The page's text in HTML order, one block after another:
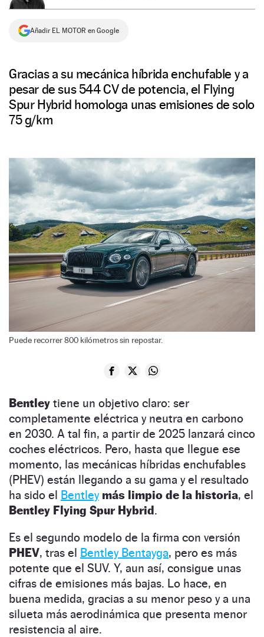
Añadir EL MOTOR en Google
Gracias a su mecánica híbrida enchufable y a
pesar de sus 544 CV de potencia, el Flying
Spur Hybrid homologa unas emisiones de solo
75 g/km
Puede recorrer 800 kilómetros sin repostar.
Bentley tiene un objetivo claro: ser
completamente eléctrica y neutra en carbono
en 2030. A tal fin, a partir de 2025 lanzará cinco
coches eléctricos. Pero, hasta que llegue ese
momento, las mecánicas híbridas enchufables
(PHEV) están llegando a su gama y el resultado
ha sido el Bentley más limpio de la historia, el
Bentley Flying Spur Hybrid.
Es el segundo modelo de la firma con versión
PHEV, tras el Bentley Bentayga, pero es más
potente que el SUV. Y, aun así, consigue unas
cifras de emisiones más bajas. Lo hace, en
buena medida, gracias a su menor peso y a una
silueta más aerodinámica que presenta menor
resistencia al aire.